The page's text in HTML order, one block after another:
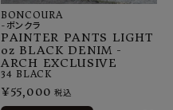
BONCOURA
-ボンクラ
PAINTER PANTS LIGHT
oz BLACK DENIM -
ARCH EXCLUSIVE
34 BLACK
¥55,000 税込